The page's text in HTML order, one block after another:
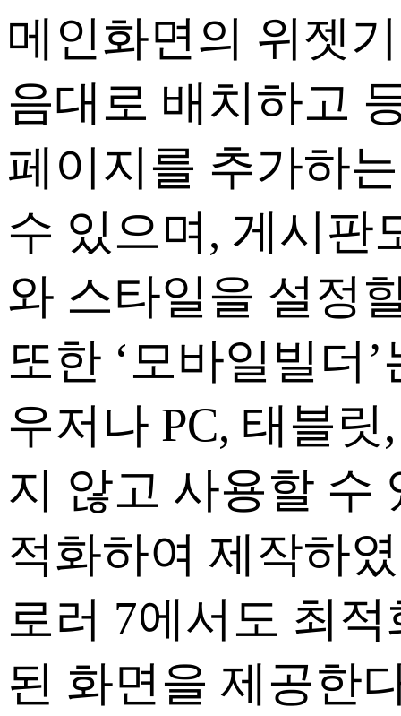
메인화면의 위젯
음대로 배치하고
페이지를 추가하
수 있으며, 게시판
와 스타일을 설정
또한 ‘모바일빌더
우저나 PC, 태블
지 않고 사용할 수
적화하여 제작하
로러 7에서도 최
된 화면을 제공한